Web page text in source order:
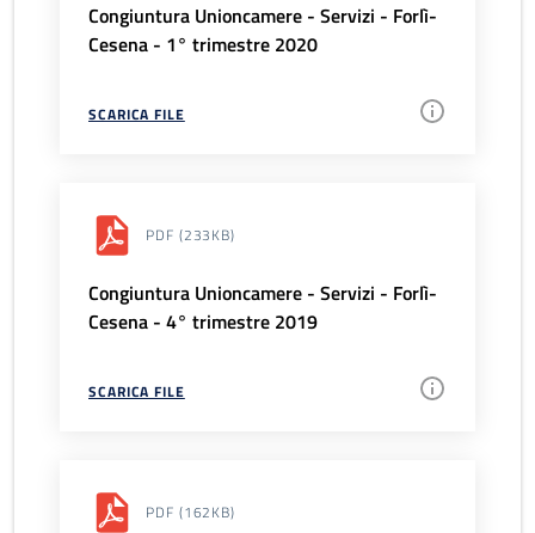
Congiuntura Unioncamere - Servizi - Forlì-
Cesena - 1° trimestre 2020
SCARICA FILE
PDF (233KB)
Congiuntura Unioncamere - Servizi - Forlì-
Cesena - 4° trimestre 2019
SCARICA FILE
PDF (162KB)